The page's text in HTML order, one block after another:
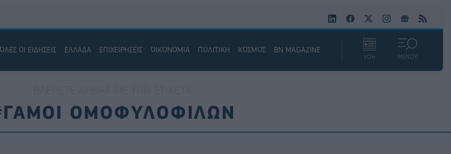
ΟΛΕΣ ΟΙ ΕΙΔΗΣΕΙΣ ΕΛΛΑΔΑ ΕΠΙΧΕΙΡΗΣΕΙΣ ΟΙΚΟΝΟΜΙΑ ΠΟΛΙΤΙΚΗ ΚΟΣΜΟΣ BN MAGAZINE
ΡΟΗ ΜΕΝΟΥ
ΟΜΟΦΥΛΟΦΙΛΩΝ